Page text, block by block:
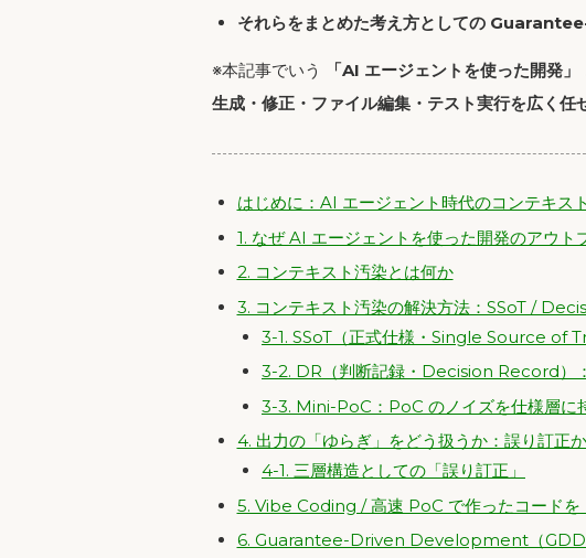
それらをまとめた考え方としての
※本記事でいう 「AI エージェントを使った開発」
生成・修正・ファイル編集・テスト実行を広く任
はじめに：AI エージェント時代のコンテキス
1. なぜ AI エージェントを使った開発のアウト
2. コンテキスト汚染とは何か
3. コンテキスト汚染の解決方法：SSoT /
3-1. SSoT（正式仕様・Single Source of
3-2. DR（判断記録・Decision Record）
3-3. Mini-PoC：PoC のノイズを仕様層に
4. 出力の「ゆらぎ」をどう扱うか：誤り訂正
4-1. 三層構造としての「誤り訂正」
5. Vibe Coding / 高速 PoC で作ったコードを
6. Guarantee-Driven Development（GDD